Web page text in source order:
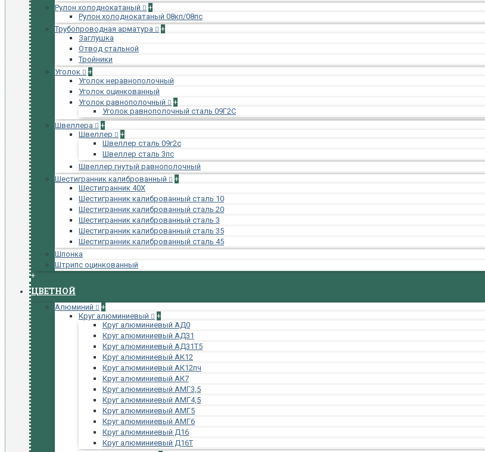
Рулон холоднокатаный
+
Рулон холоднокатаный 08кп/08пс
Трубопроводная арматура
+
Заглушка
Отвод стальной
Тройники
Уголок
+
Уголок неравнополочный
Уголок оцинкованный
Уголок равнополочный
+
Уголок равнополочный сталь 09Г2С
Швеллера
+
Швеллер
+
Швеллер сталь 09г2с
Швеллер сталь 3пс
Швеллер гнутый равнополочный
Шестигранник калиброванный
+
Шестигранник 40Х
Шестигранник калиброванный сталь 10
Шестигранник калиброванный сталь 20
Шестигранник калиброванный сталь 3
Шестигранник калиброванный сталь 35
Шестигранник калиброванный сталь 45
Шпонка
Штрипс оцинкованный
+
ЦВЕТНОЙ
Алюминий
+
Круг алюминиевый
+
Круг алюминиевый АД0
Круг алюминиевый АД31
Круг алюминиевый АД31Т5
Круг алюминиевый АК12
Круг алюминиевый АК12пч
Круг алюминиевый АК7
Круг алюминиевый АМГ3,5
Круг алюминиевый АМГ4,5
Круг алюминиевый АМГ5
Круг алюминиевый АМГ6
Круг алюминиевый Д16
Круг алюминиевый Д16Т